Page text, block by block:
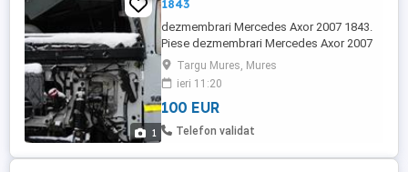
1
1843
dezmembrari Mercedes Axor 2007 1843.
Piese dezmembrari Mercedes Axor 2007
1843Targu Mures, Mures
ieri 11:20
100 EUR
Telefon validat